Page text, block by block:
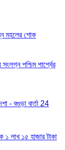
মহলের শোক
পশ্চিম পার্শ্বের
- বগুড়া বার্তা 24
১ লাখ ১৫ হাজার টাকা